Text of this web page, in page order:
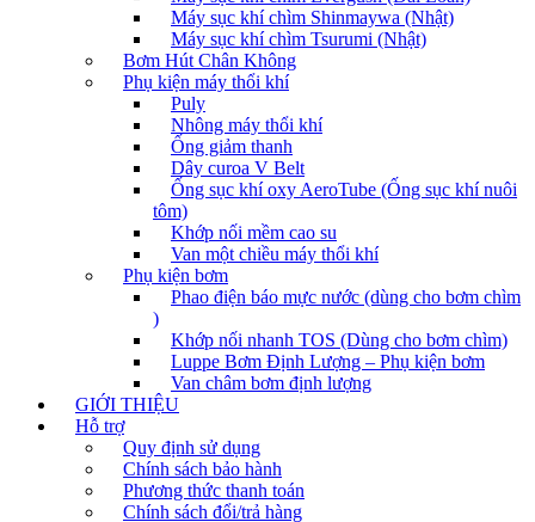
Máy sục khí chìm Shinmaywa (Nhật)
Máy sục khí chìm Tsurumi (Nhật)
Bơm Hút Chân Không
Phụ kiện máy thổi khí
Puly
Nhông máy thổi khí
Ống giảm thanh
Dây curoa V Belt
Ống sục khí oxy AeroTube (Ống sục khí nuôi
tôm)
Khớp nối mềm cao su
Van một chiều máy thổi khí
Phụ kiện bơm
Phao điện báo mực nước (dùng cho bơm chìm
)
Khớp nối nhanh TOS (Dùng cho bơm chìm)
Luppe Bơm Định Lượng – Phụ kiện bơm
Van châm bơm định lượng
GIỚI THIỆU
Hỗ trợ
Quy định sử dụng
Chính sách bảo hành
Phương thức thanh toán
Chính sách đổi/trả hàng